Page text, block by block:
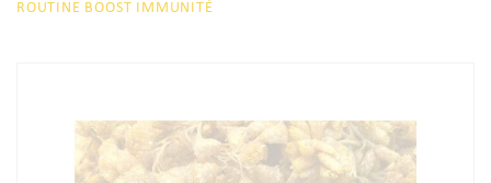
ROUTINE BOOST IMMUNITÉ